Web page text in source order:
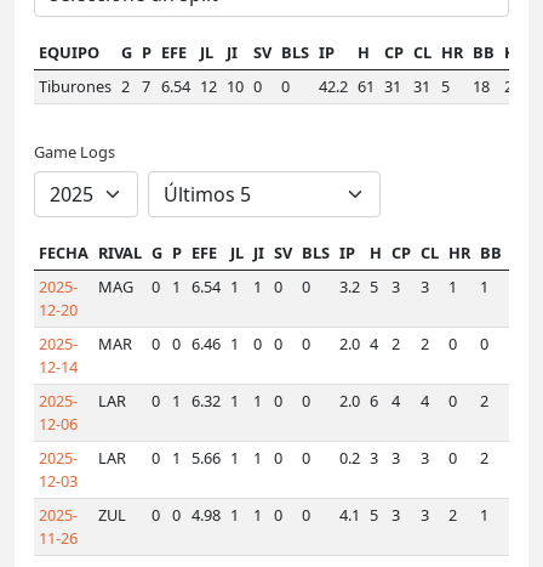
EQUIPO G P EFE JL JI SV BLS IP H CP CL HR BB K
Tiburones 2 7 6.54 12 10 0 0 42.2 61 31 31 5 18 22
Game Logs
FECHA RIVAL G P EFE JL JI SV BLS IP H CP CL HR BB
2025-
12-20
MAG 0 1 6.54 1 1 0 0 3.2 5 3 3 1 1
2025-
12-14
MAR 0 0 6.46 1 0 0 0 2.0 4 2 2 0 0
2025-
12-06
LAR 0 1 6.32 1 1 0 0 2.0 6 4 4 0 2
2025-
12-03
LAR 0 1 5.66 1 1 0 0 0.2 3 3 3 0 2
2025-
11-26
ZUL 0 0 4.98 1 1 0 0 4.1 5 3 3 2 1